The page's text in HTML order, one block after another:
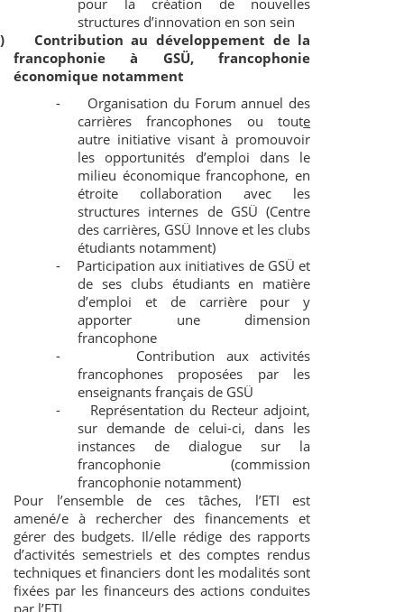
pour la création de nouvelles
structures d’innovation en son sein
Contribution au développement de la
francophonie à GSÜ, francophonie
économique notamment
-
Organisation du Forum annuel des
carrières francophones ou toute
autre initiative visant à promouvoir
les opportunités d’emploi dans le
milieu économique francophone, en
étroite collaboration avec les
structures internes de GSÜ (Centre
des carrières, GSÜ Innove et les clubs
étudiants notamment)
-
Participation aux initiatives de GSÜ et
de ses clubs étudiants en matière
d’emploi et de carrière pour y
apporter une dimension
francophone
-
Contribution aux activités
francophones proposées par les
enseignants français de GSÜ
-
Représentation du Recteur adjoint,
sur demande de celui-ci, dans les
instances de dialogue sur la
francophonie (commission
francophonie notamment)
Pour l’ensemble de ces tâches, l’ETI est
amené/e à rechercher des financements et
gérer des budgets. Il/elle rédige des rapports
d’activités semestriels et des comptes rendus
techniques et financiers dont les modalités sont
fixées par les financeurs des actions conduites